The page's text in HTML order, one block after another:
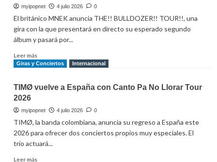
España
su
‘Autopilot’
myipopnet 4 julio 2026 0
El británico MNEK anuncia THE!! BULLDOZER!! TOUR!!, una
gira con la que presentará en directo su esperado segundo
álbum y pasará por...
Leer másLeer
más
llega
España
con
BULLDOZER!!
TOUR!!
Giras y Conciertos Internacional
TIMØ vuelve a España con Canto Pa No Llorar Tour
2026
myipopnet 4 julio 2026 0
TIMØ, la banda colombiana, anuncia su regreso a España este
2026 para ofrecer dos conciertos propios muy especiales. El
trío actuará...
Leer másLeer